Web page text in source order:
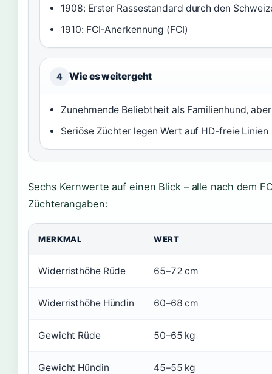
1908: Erster Rassestandard durch den
1910: FCI-Anerkennung (FCI)
4 Wie es weitergeht
Zunehmende Beliebtheit als Familienhund,
Seriöse Züchter legen Wert auf HD-freie Linien
Sechs Kernwerte auf einen Blick – alle nach dem
Züchterangaben:
MERKMAL WERT
Widerristhöhe Rüde 65–72 cm
Widerristhöhe Hündin 60–68 cm
Gewicht Rüde 50–65 kg
Gewicht Hündin 45–55 kg